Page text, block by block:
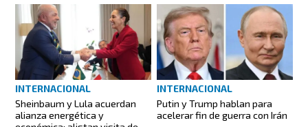
INTERNACIONAL
Sheinbaum y Lula acuerdan
alianza energética y
INTERNACIONAL
Putin y Trump hablan para
acelerar fin de guerra con Irán